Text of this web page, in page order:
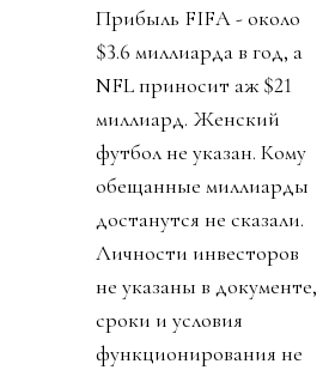
Прибыль FIFA - около
$3.6 миллиарда в год, а
NFL приносит аж $21
миллиард. Женский
футбол не указан. Кому
обещанные миллиарды
достанутся не сказали.
Личности инвесторов
не указаны в документе,
сроки и условия
функционирования не